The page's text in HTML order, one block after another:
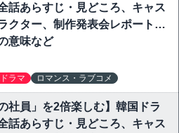
話あらすじ・見どころ、キャス
クター、制作発表会レポート、
意味など
ラマ ロマンス・ラブコメ
社員」を2倍楽しむ】韓国ドラ
話あらすじ・見どころ、キャス